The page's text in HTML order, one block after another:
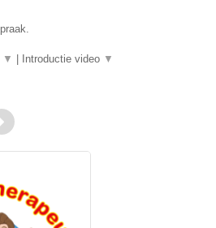
▼ | Introductie video ▼